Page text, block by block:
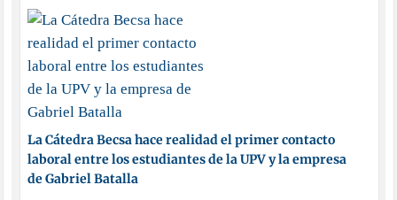
La Cátedra Becsa hace realidad el primer contacto
laboral entre los estudiantes de la UPV y la empresa
de Gabriel Batalla